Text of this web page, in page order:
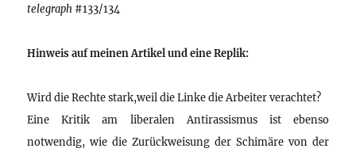
telegraph #133/134
Hinweis auf meinen Artikel und eine Replik:
Wird die Rechte stark,weil die Linke die Arbeiter verachtet?
Eine Kritik am liberalen Antirassismus ist ebenso
notwendig, wie die Zurückweisung der Schimäre von der